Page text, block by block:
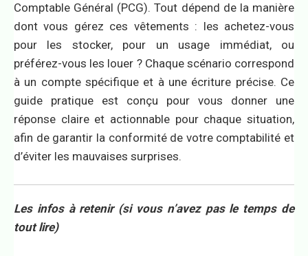
Comptable Général (PCG). Tout dépend de la manière
dont vous gérez ces vêtements : les achetez-vous
pour les stocker, pour un usage immédiat, ou
préférez-vous les louer ? Chaque scénario correspond
à un compte spécifique et à une écriture précise. Ce
guide pratique est conçu pour vous donner une
réponse claire et actionnable pour chaque situation,
afin de garantir la conformité de votre comptabilité et
d’éviter les mauvaises surprises.
Les infos à retenir (si vous n’avez pas le temps de
tout lire)